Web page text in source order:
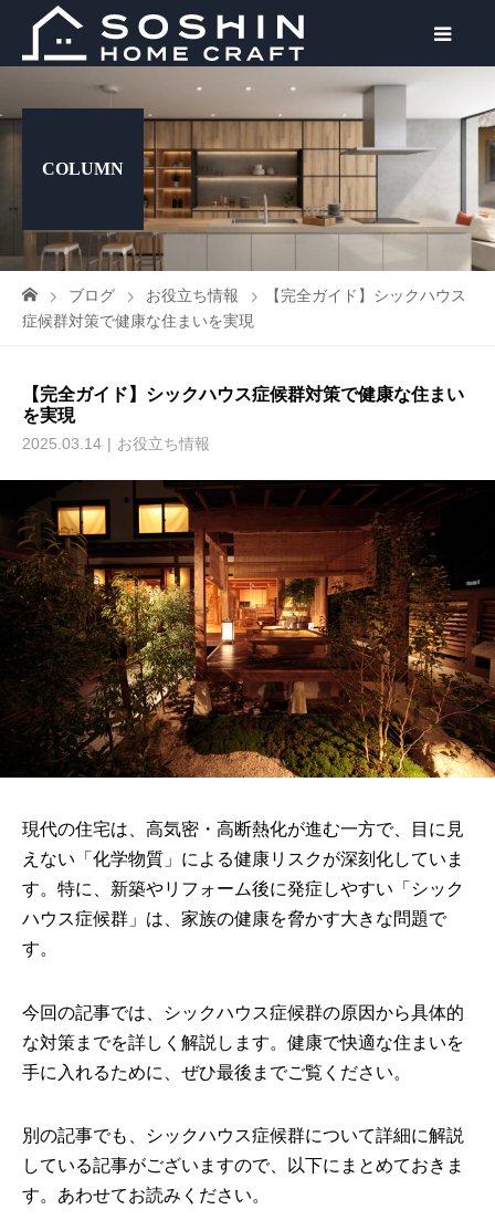
COLUMN
ブログ お役立ち情報
【完全ガイド】シックハウス
症候群対策で健康な住まいを実現
【完全ガイド】シックハウス症候群対策で健康な住まい
を実現
2025.03.14 お役立ち情報
現代の住宅は、高気密・高断熱化が進む一方で、目に見
えない「化学物質」による健康リスクが深刻化していま
す。特に、新築やリフォーム後に発症しやすい「シック
ハウス症候群」は、家族の健康を脅かす大きな問題で
す。
今回の記事では、シックハウス症候群の原因から具体的
な対策までを詳しく解説します。健康で快適な住まいを
手に入れるために、ぜひ最後までご覧ください。
別の記事でも、シックハウス症候群について詳細に解説
している記事がございますので、以下にまとめておきま
す。あわせてお読みください。